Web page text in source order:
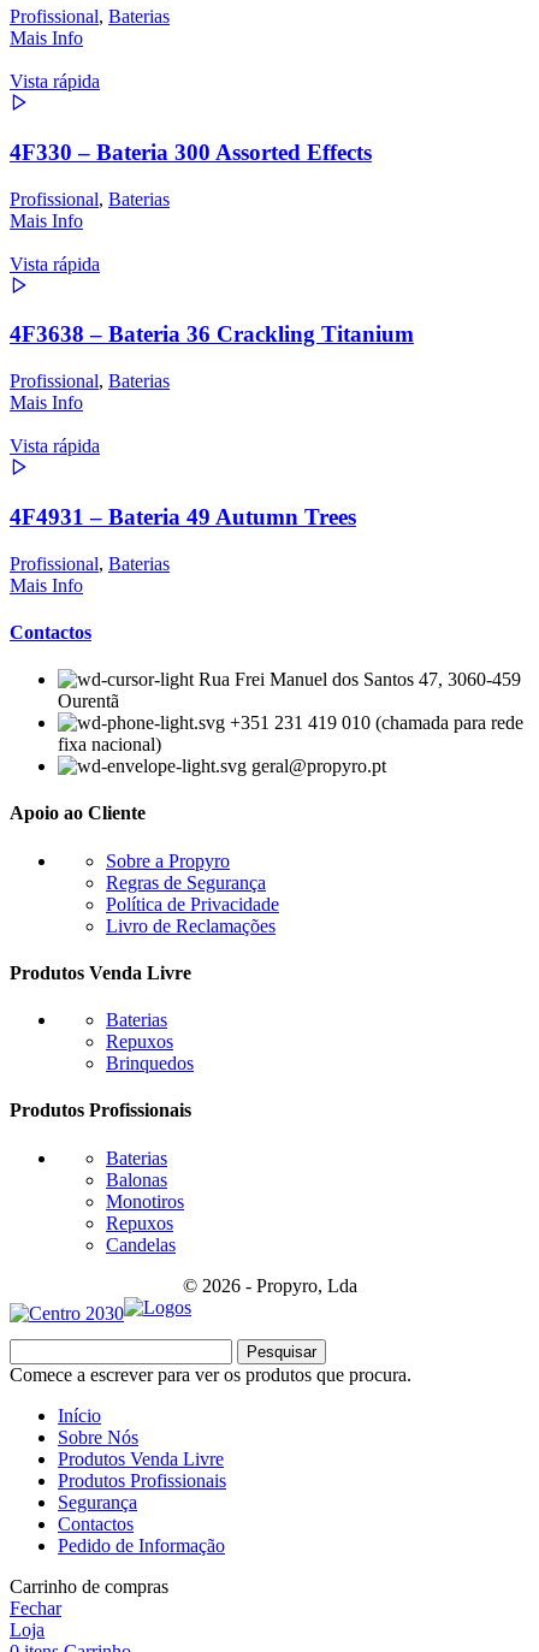
Profissional, Baterias
Mais Info
Vista rápida
4F330 – Bateria 300 Assorted Effects
Profissional, Baterias
Mais Info
Vista rápida
4F3638 – Bateria 36 Crackling Titanium
Profissional, Baterias
Mais Info
Vista rápida
4F4931 – Bateria 49 Autumn Trees
Profissional, Baterias
Mais Info
Contactos
Rua Frei Manuel dos Santos 47, 3060-459
Ourentã​
+351 231 419 010 (chamada para rede
fixa nacional)
geral@propyro.pt
Apoio ao Cliente
Sobre a Propyro
Regras de Segurança
Política de Privacidade
Livro de Reclamações
Produtos Venda Livre
Baterias
Repuxos
Brinquedos
Produtos Profissionais
Baterias
Balonas
Monotiros
Repuxos
Candelas
© 2026 - Propyro, Lda
Pesquisar
Comece a escrever para ver os produtos que procura.
Início
Sobre Nós
Produtos Venda Livre
Produtos Profissionais
Segurança
Contactos
Pedido de Informação
Carrinho de compras
Fechar
Loja